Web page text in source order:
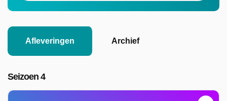
Afleveringen Archief
Seizoen 4